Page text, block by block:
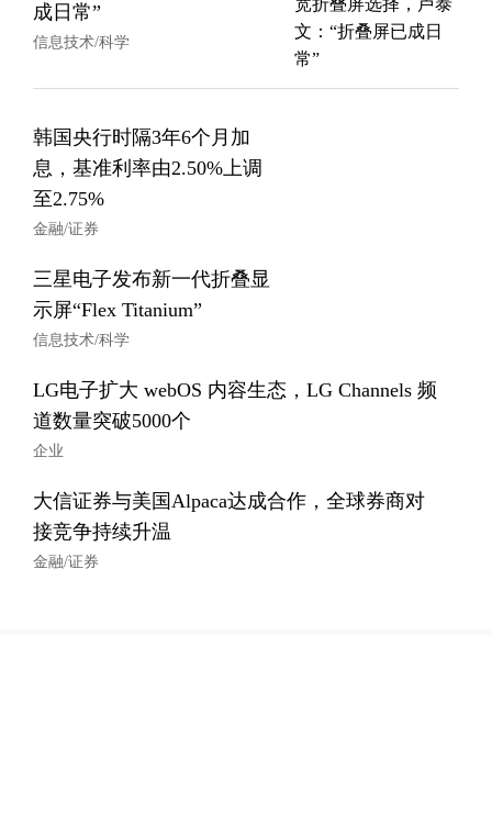
成日常”
信息技术/科学
韩国央行时隔3年6个月加
息，基准利率由2.50%上调
至2.75%
金融/证券
三星电子发布新一代折叠显
示屏“Flex Titanium”
信息技术/科学
LG电子扩大 webOS 内容生态，LG Channels 频
道数量突破5000个
企业
大信证券与美国Alpaca达成合作，全球券商对
接竞争持续升温
金融/证券